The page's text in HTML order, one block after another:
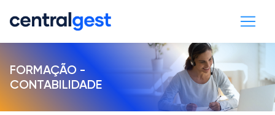
FORMAÇÃO -
CONTABILIDADE